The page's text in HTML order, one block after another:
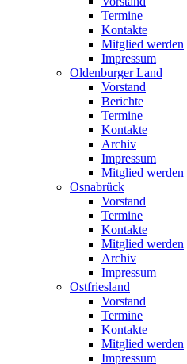
Termine
Kontakte
Mitglied werden
Impressum
Oldenburger Land
Vorstand
Berichte
Termine
Kontakte
Archiv
Impressum
Mitglied werden
Osnabrück
Vorstand
Termine
Kontakte
Mitglied werden
Archiv
Impressum
Ostfriesland
Vorstand
Termine
Kontakte
Mitglied werden
Impressum